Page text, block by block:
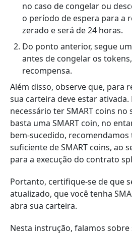
no caso de congelar ou
o período de espera para a
zerado e será de 24 horas.
Do ponto anterior, segue
antes de congelar os
recompensa.
Além disso, observe que, para
sua carteira deve estar ativada.
necessário ter SMART coins no
basta uma SMART coin, no
bem-sucedido,
suficiente de SMART coins, ao
para a execução do contrato
Portanto, certifique-se de que
atualizado, que você tenha
abra sua carteira.
Nesta instrução, falamos